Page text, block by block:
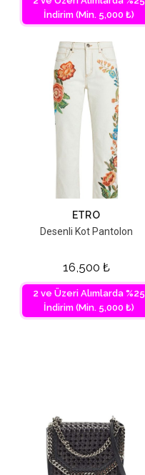
İndirim (Min. 5,000 ₺)
ETRO
Desenli Kot Pantolon
16,500 ₺
2 ve Üzeri Alımlarda %25
İndirim (Min. 5,000 ₺)